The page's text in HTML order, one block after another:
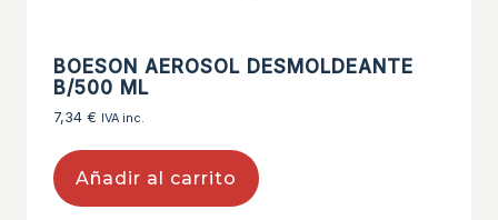
BOESON AEROSOL DESMOLDEANTE
B/500 ML
7,34 € IVA inc.
Añadir al carrito